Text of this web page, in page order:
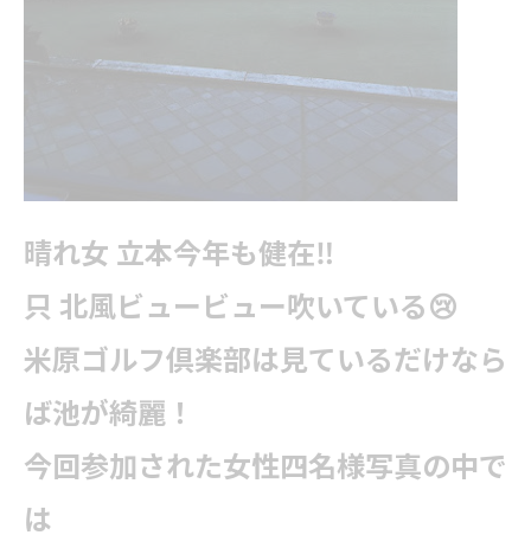
晴れ女 立本今年も健在‼
只 北風ビュービュー吹いている😢
米原ゴルフ倶楽部は見ているだけなら
ば池が綺麗！
今回参加された女性四名様写真の中で
は